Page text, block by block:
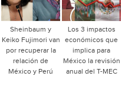
Sheinbaum y
Keiko Fujimori van
por recuperar la
relación de
México y Perú
Los 3 impactos
económicos que
implica para
México la revisión
anual del T-MEC